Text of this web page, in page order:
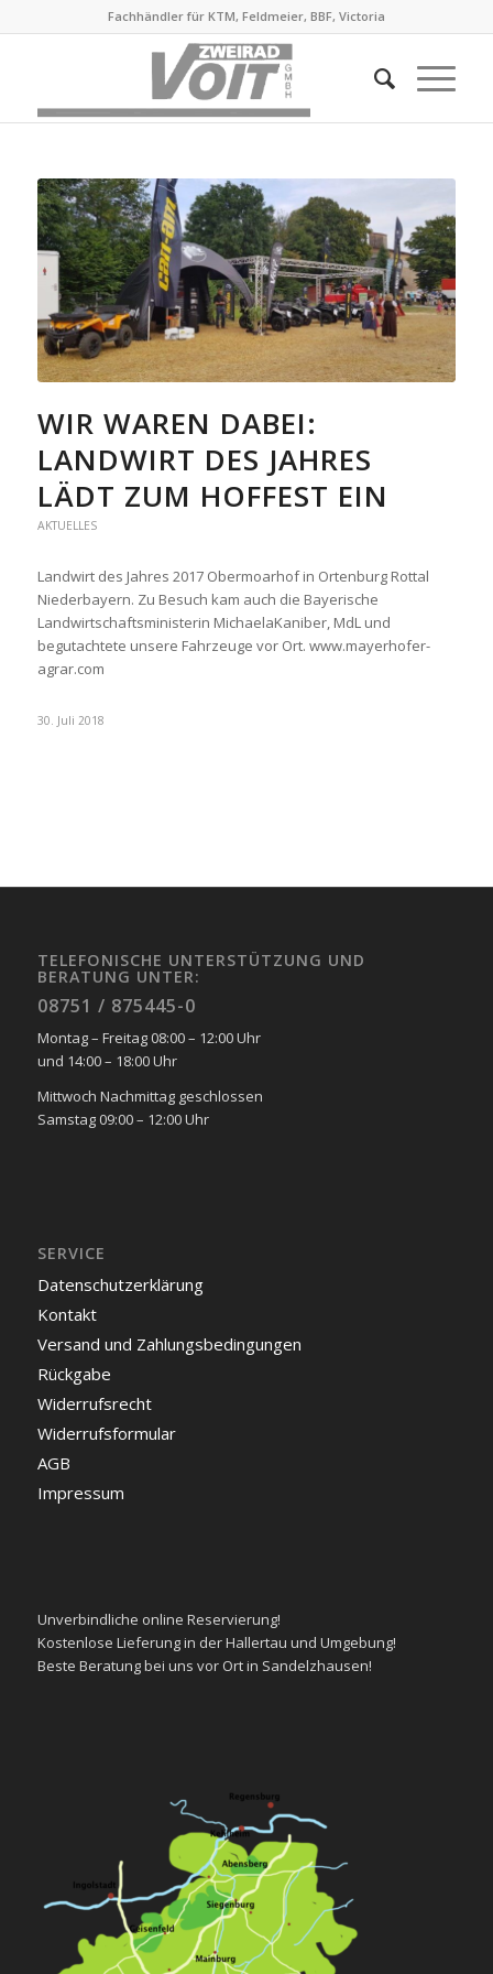
Fachhändler für KTM, Feldmeier, BBF, Victoria
WIR WAREN DABEI:
LANDWIRT DES JAHRES
LÄDT ZUM HOFFEST EIN
AKTUELLES
Landwirt des Jahres 2017 Obermoarhof in Ortenburg Rottal
Niederbayern. Zu Besuch kam auch die Bayerische
Landwirtschaftsministerin MichaelaKaniber, MdL und
begutachtete unsere Fahrzeuge vor Ort. www.mayerhofer-
agrar.com
30. Juli 2018
TELEFONISCHE UNTERSTÜTZUNG UND
BERATUNG UNTER:
08751 / 875445-0
Montag – Freitag 08:00 – 12:00 Uhr
und 14:00 – 18:00 Uhr
Mittwoch Nachmittag geschlossen
Samstag 09:00 – 12:00 Uhr
SERVICE
Datenschutzerklärung
Kontakt
Versand und Zahlungsbedingungen
Rückgabe
Widerrufsrecht
Widerrufsformular
AGB
Impressum
Unverbindliche online Reservierung!
Kostenlose Lieferung in der Hallertau und Umgebung!
Beste Beratungbei uns vor Ort in Sandelzhausen!